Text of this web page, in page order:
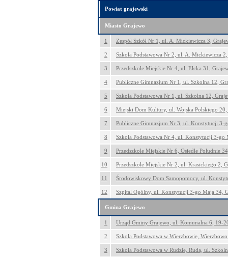
Powiat grajewski
Miasto Grajewo
1 Zespół Szkół Nr 1, ul. A. Mickiewicza 3,
2 Szkoła Podstawowa Nr 2, ul. A. Mickiewicza
3 Przedszkole Miejskie Nr 4, ul. Ełcka 31,
4 Publiczne Gimnazjum Nr 1, ul. Szkolna 12,
5 Szkoła Podstawowa Nr 1, ul. Szkolna 12,
6 Miejski Dom Kultury, ul. Wojska Polskiego 20,
7 Publiczne Gimnazjum Nr 3, ul. Konstytucji 3-
8 Szkoła Podstawowa Nr 4, ul. Konstytucji 3-go
9 Przedszkole Miejskie Nr 6, Osiedle Południe
10 Przedszkole Miejskie Nr 2, ul. Krasickiego 2,
11 Środowiskowy Dom Samopomocy, ul.
12 Szpital Ogólny, ul. Konstytucji 3-go Maja 34,
Gmina Grajewo
1 Urząd Gminy Grajewo, ul. Komunalna 6, 19-
2 Szkoła Podstawowa w Wierzbowie,
3 Szkoła Podstawowa w Rudzie, Ruda, ul.